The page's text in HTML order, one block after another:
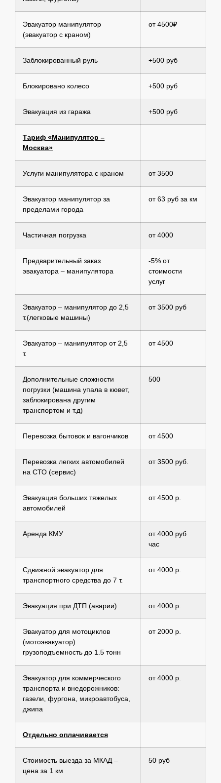
Эвакуатор манипулятор
(эвакуатор с краном)
от 4500₽
Заблокированный руль +500 руб
Блокировано колесо +500 руб
Эвакуация из гаража +500 руб
Тариф «Манипулятор –
Москва»
Услуги манипулятора с краном от 3500
Эвакуатор манипулятор за
пределами города
от 63 руб за км
Частичная погрузка от 4000
Предварительный заказ
эвакуатора – манипулятора
-5% от
стоимости
услуг
Эвакуатор – манипулятор до 2,5
т.(легковые машины)
от 3500 руб
Эвакуатор – манипулятор от 2,5
т.
от 4500
Дополнительные сложности
погрузки (машина упала в кювет,
заблокирована другим
транспортом и т.д)
500
Перевозка бытовок и вагончиков от 4500
Перевозка легких автомобилей
на СТО (сервис)
от 3500 руб.
Эвакуация больших тяжелых
автомобилей
от 4500 р.
Аренда КМУ
от 4000 руб
час
Сдвижной эвакуатор для
транспортного средства до 7 т.
от 4000 р.
Эвакуация при ДТП (аварии) от 4000 р.
Эвакуатор для мотоциклов
(мотоэвакуатор)
грузоподъемность до 1.5 тонн
от 2000 р.
Эвакуатор для коммерческого
транспорта и внедорожников:
газели, фургона, микроавтобуса,
джипа
от 4000 р.
Отдельно оплачивается
Стоимость выезда за МКАД –
цена за 1 км
50 руб